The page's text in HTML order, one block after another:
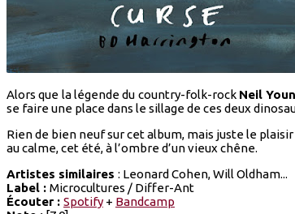
Alors que la légende du country-folk-rock Neil
se faire une place dans le sillage de ces deux
Rien de bien neuf sur cet album, mais juste le
au calme, cet été, à l’ombre d’un vieux chêne.
Artistes similaires : Leonard Cohen, Will Oldham...
Label : Microcultures / Differ-Ant
Écouter : Spotify + Bandcamp